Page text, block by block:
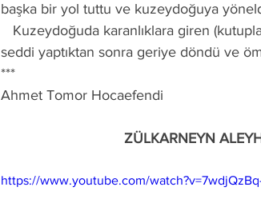
başka bir yol tuttu ve kuzeydoğuya
seddi yaptıktan sonra geriye döndü ve
***
Ahmet Tomor Hocaefendi
ZÜLKARNEYN
https://www.youtube.com/